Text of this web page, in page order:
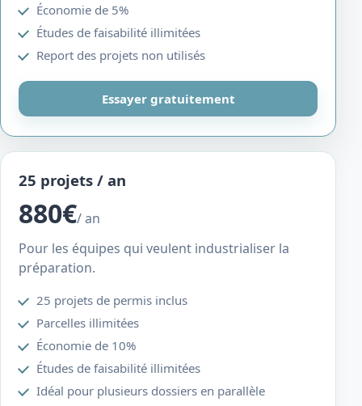
Économie de 5%
Études de faisabilité illimitées
Report des projets non utilisés
Essayer gratuitement
25 projets / an
880€/ an
Pour les équipes qui veulent industrialiser la
préparation.
25 projets de permis inclus
Parcelles illimitées
Économie de 10%
Études de faisabilité illimitées
Idéal pour plusieurs dossiers en parallèle